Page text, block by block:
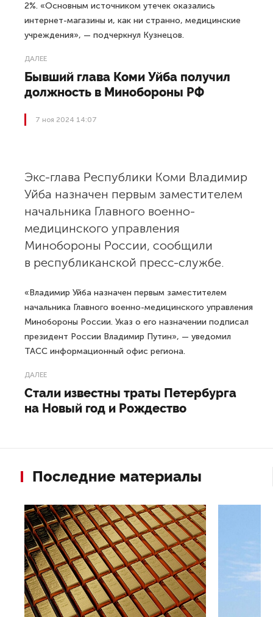
2%. «Основным источником утечек оказались
интернет-магазины и, как ни странно, медицинские
учреждения», — подчеркнул Кузнецов.
ДАЛЕЕ
Бывший глава Коми Уйба получил
должность в Минобороны РФ
7 ноя 2024 14:07
Экс-глава Республики Коми Владимир
Уйба назначен первым заместителем
начальника Главного военно-
медицинского управления
Минобороны России, сообщили
в республиканской пресс-службе.
«Владимир Уйба назначен первым заместителем
начальника Главного военно-медицинского управления
Минобороны России. Указ о его назначении подписал
президент России Владимир Путин», — уведомил
ТАСС информационный офис региона.
ДАЛЕЕ
Стали известны траты Петербурга
на Новый год и Рождество
Последние материалы